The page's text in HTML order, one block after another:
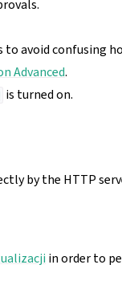
avoid confusing
Advanced.
is turned on.
by the HTTP
in order to